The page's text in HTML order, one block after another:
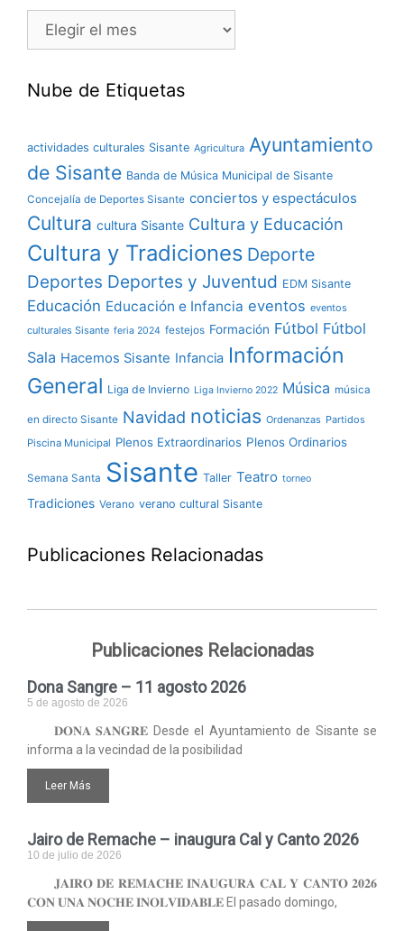
Nube de Etiquetas
actividades culturales Sisante Agricultura Ayuntamiento
de Sisante Banda de Música Municipal de Sisante
Concejalía de Deportes Sisante conciertos y espectáculos
Cultura cultura Sisante Cultura y Educación
Cultura y Tradiciones Deporte
Deportes Deportes y Juventud EDM Sisante
Educación Educación e Infancia eventos eventos
culturales Sisante feria 2024 festejos Formación Fútbol Fútbol
Sala Hacemos Sisante Infancia Información
General Liga de Invierno Liga Invierno 2022 Música música
en directo Sisante Navidad noticias Ordenanzas Partidos
Piscina Municipal Plenos Extraordinarios Plenos Ordinarios
Semana Santa Sisante Taller Teatro torneo
Tradiciones Verano verano cultural Sisante
Publicaciones Relacionadas
Publicaciones Relacionadas
Dona Sangre – 11 agosto 2026
5 de agosto de 2026
𝐃𝐎𝐍𝐀 𝐒𝐀𝐍𝐆𝐑𝐄 Desde el Ayuntamiento de Sisante se
informa a la vecindad de la posibilidad
Leer Más
Jairo de Remache – inaugura Cal y Canto 2026
10 de julio de 2026
𝐉𝐀𝐈𝐑𝐎 𝐃𝐄 𝐑𝐄𝐌𝐀𝐂𝐇𝐄 𝐈𝐍𝐀𝐔𝐆𝐔𝐑𝐀 𝐂𝐀𝐋 𝐘 𝐂𝐀𝐍𝐓𝐎 𝟐𝟎𝟐𝟔
𝐂𝐎𝐍 𝐔𝐍𝐀 𝐍𝐎𝐂𝐇𝐄 𝐈𝐍𝐎𝐋𝐕𝐈𝐃𝐀𝐁𝐋𝐄 El pasado domingo,